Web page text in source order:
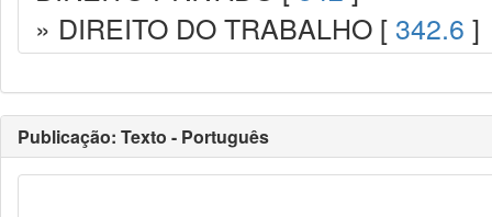
» DIREITO DO TRABALHO [ 342.6 ]
Publicação: Texto - Português